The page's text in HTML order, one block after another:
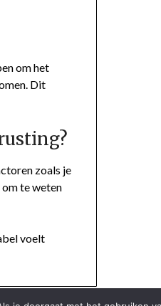
om het
Dit
zoals je
te weten
voelt